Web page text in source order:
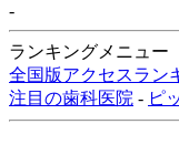
-
ランキングメニュー
全国版アクセスラン
注目の歯科医院 - ピ